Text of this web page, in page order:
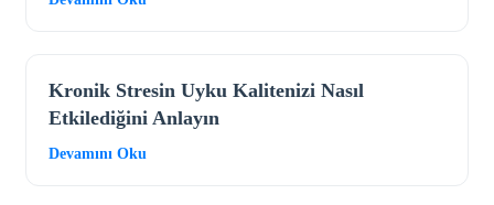
Kronik Stresin Uyku Kalitenizi Nasıl
Etkilediğini Anlayın
Devamını Oku